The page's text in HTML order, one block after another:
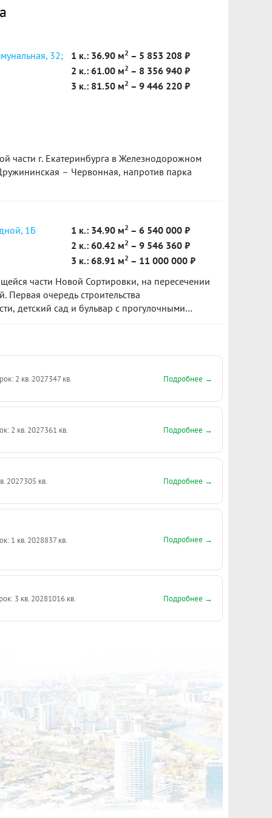
32;
1 к.: 36.90 м2 – 5 853 208 ₽
2 к.: 61.00 м2 – 8 356 940 ₽
3 к.: 81.50 м2 – 9 446 220 ₽
части г. Екатеринбурга в Железнодорожном
– Червонная, напротив парка
1Б
1 к.: 34.90 м2 – 6 540 000 ₽
2 к.: 60.42 м2 – 9 546 360 ₽
3 к.: 68.91 м2 – 11 000 000 ₽
части Новой Сортировки, на пересечении
очередь строительства
детский сад и бульвар с прогулочными
для отдыха и детских игр.
2 кв. 2027347 кв. Подробнее →
2 кв. 2027361 кв. Подробнее →
2027305 кв. Подробнее →
1 кв. 2028837 кв. Подробнее →
3 кв. 20281016 кв. Подробнее →